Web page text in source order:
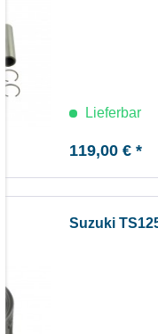
Lieferbar
119,00 € *
Suzuki